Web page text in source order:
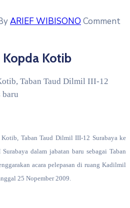
ARIEF WIBISONO Comment
Kopda Kotib
Taban Taud Dilmil III-12
baru
Taban Taud Dilmil III-12 Surabaya ke
dalam jabatan baru sebagai Taban
acara pelepasan di ruang Kadilmil
25 Nopember 2009.